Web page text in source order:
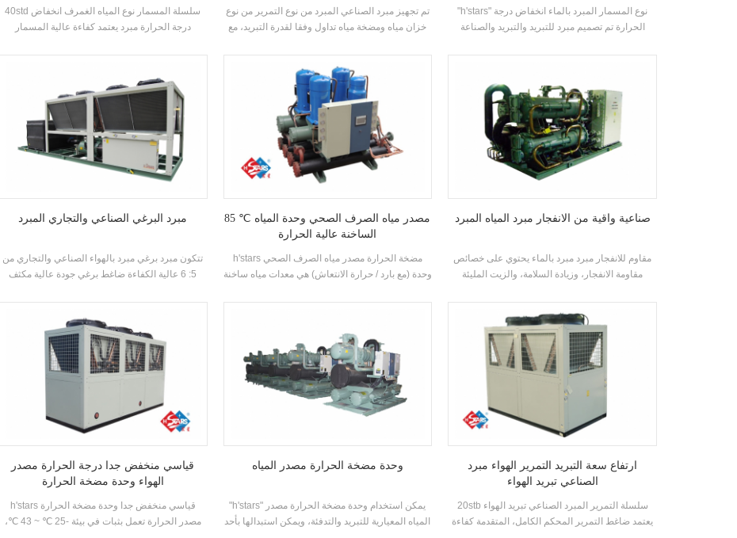
40std سلسلة المسمار نوع المياه الغمرف انخفاض
درجة الحرارة مبرد يعتمد كفاءة عالية المسمار
غمرف المياه، R22 و R134A مبرج. يمكن تكوين
الوحدة لديها 39 القياسية المواصفات.
تم تجهيز مبرد الصناعي المبرد من نوع التمرير من نوع
خزان مياه ومضخة مياه تداول وفقا لقدرة التبريد، مع
الإلكترونية مكونات. وهي مجهزة ب كفاءة عالية شل و
"h'stars" نوع المسمار المبرد بالماء انخفاض درجة
الحرارة تم تصميم مبرد للتبريد والتبريد والصناعة
متطلبات قدرة التبريد المختلفة ودرجة الحرارة
مبرد البرغي الصناعي والتجاري المبرد
تتكون مبرد برغي مبرد بالهواء الصناعي والتجاري من
5: 6 عالية الكفاءة ضاغط برغي جودة عالية مكثف
الكهربائي مكونات، والتي يمكن استخدامها على نطاق
85 ℃ مصدر مياه الصرف الصحي وحدة المياه
الساخنة عالية الحرارة
h'stars مضخة الحرارة مصدر مياه الصرف الصحي
وحدة (مع بارد / حرارة الانتعاش) هي معدات مياه ساخنة
حمام السباحة وغيرها من أماكن الاستحمام، واستخراج
طريقة التدفئة التقليدية، والتي يمكن أن تقلل كثيرا من
العملية التكلفة.
صناعية واقية من الانفجار مبرد المياه المبرد
مقاوم للانفجار مبرد مبرد بالماء يحتوي على خصائص
مقاومة الانفجار، وزيادة السلامة، والزيت المليئة
محكم، إلخ، وهو مناسب لبيئة الفضاء الداخلي المغلقة
قياسي منخفض جدا درجة الحرارة مصدر
الهواء وحدة مضخة الحرارة
h'stars قياسي منخفض جدا وحدة مضخة الحرارة
مصدر الحرارة تعمل بثبات في بيئة -25 ℃ ~ 43 ℃،
وحدة مضخة الحرارة مصدر المياه
"h'stars" يمكن استخدام وحدة مضخة الحرارة مصدر
المياه المعيارية للتبريد والتدفئة، ويمكن استبدالها بأحد
ارتفاع سعة التبريد التمرير الهواء مبرد
الصناعي تبريد الهواء
20stb سلسلة التمرير المبرد الصناعي تبريد الهواء
يعتمد ضاغط التمرير المحكم الكامل، المتقدمة كفاءة